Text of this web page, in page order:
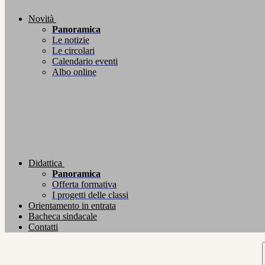
Novità
Panoramica
Le notizie
Le circolari
Calendario eventi
Albo online
Didattica
Panoramica
Offerta formativa
I progetti delle classi
Orientamento in entrata
Bacheca sindacale
Contatti